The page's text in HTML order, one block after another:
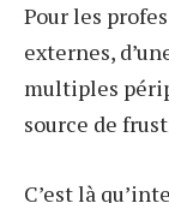
Pour les
externes,
multiples
source de
C’est là